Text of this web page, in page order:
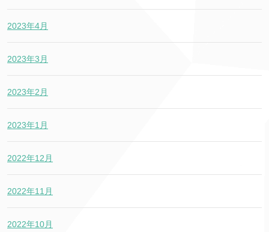
2023年4月
2023年3月
2023年2月
2023年1月
2022年12月
2022年11月
2022年10月